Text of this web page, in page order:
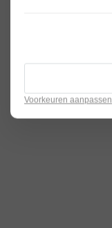
Voorkeuren aanpassen